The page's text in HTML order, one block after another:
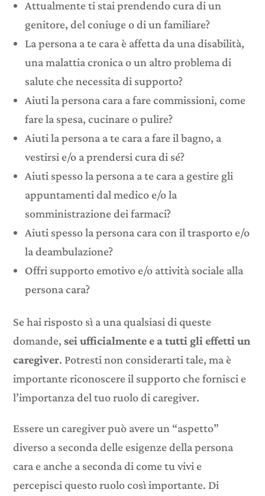
Attualmente ti stai prendendo cura di un
genitore, del coniuge o di un familiare?
La persona a te cara è affetta da una disabilità,
una malattia cronica o un altro problema di
salute che necessita di supporto?
Aiuti la persona cara a fare commissioni, come
fare la spesa, cucinare o pulire?
Aiuti la persona a te cara a fare il bagno, a
vestirsi e/o a prendersi cura di sé?
Aiuti spesso la persona a te cara a gestire gli
appuntamenti dal medico e/o la
somministrazione dei farmaci?
Aiuti spesso la persona cara con il trasporto e/o
la deambulazione?
Offri supporto emotivo e/o attività sociale alla
persona cara?
Se hai risposto sì a una qualsiasi di queste
domande,sei ufficialmente e a tutti gli effetti un
caregiver. Potresti non considerarti tale, ma è
importante riconoscere il supporto che fornisci e
l’importanza del tuo ruolo di caregiver.
Essere un caregiver può avere un “aspetto”
diverso a seconda delle esigenze della persona
cara e anche a seconda di come tu vivi e
percepisci questo ruolo così importante. Di